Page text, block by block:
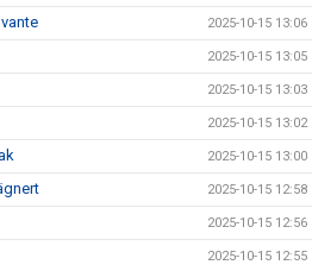
2025-10-15 13:06
2025-10-15 13:05
2025-10-15 13:03
2025-10-15 13:02
2025-10-15 13:00
2025-10-15 12:58
2025-10-15 12:56
2025-10-15 12:55